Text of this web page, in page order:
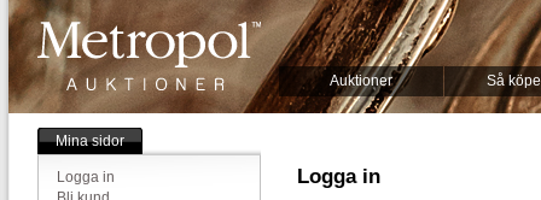
Auktioner Så
Mina sidor
Logga in
Logga in